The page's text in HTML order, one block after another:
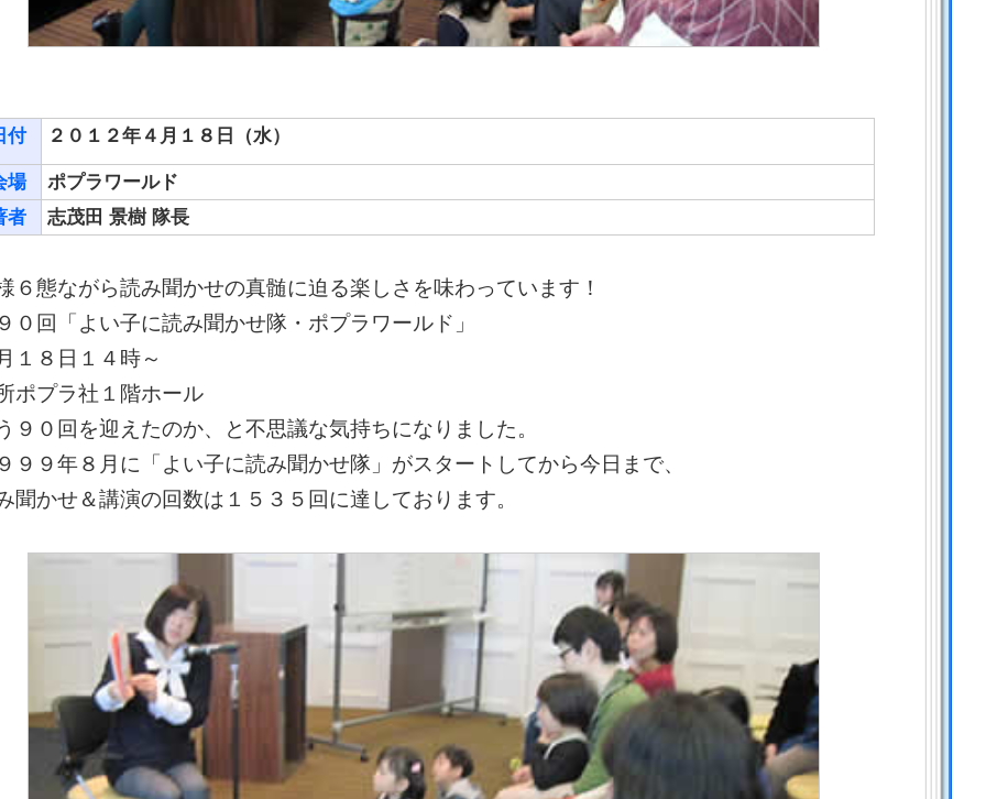
付 ２０１２年４月１８日（水）
場
ポプラワールド
者
志茂田 景樹 隊長
６態ながら読み聞かせの真髄に迫る楽しさを味わっています！
０回「よい子に読み聞かせ隊・ポプラワールド」
１８日１４時～
ポプラ社１階ホール
９０回を迎えたのか、と不思議な気持ちになりました。
９９年８月に「よい子に読み聞かせ隊」がスタートしてから今日まで、
聞かせ＆講演の回数は１５３５回に達しております。